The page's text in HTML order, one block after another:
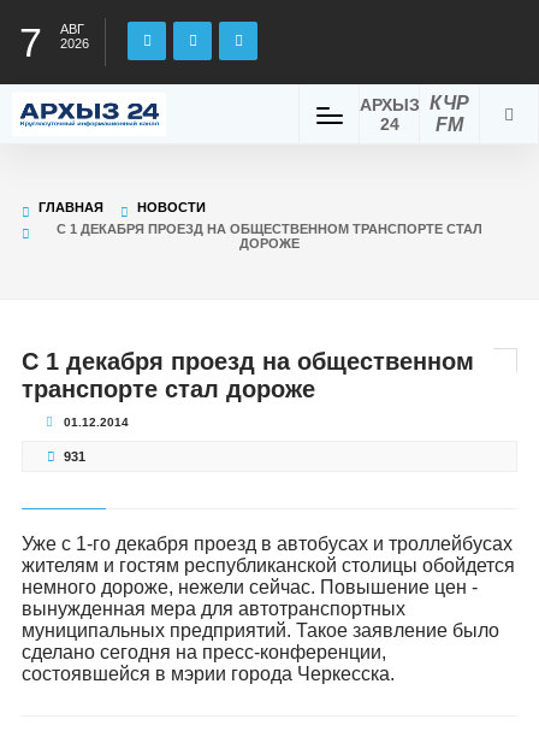
7
АВГ
2026
КЧР
FM
АРХЫЗ
24
ГЛАВНАЯ
НОВОСТИ
С 1 ДЕКАБРЯ ПРОЕЗД НА ОБЩЕСТВЕННОМ ТРАНСПОРТЕ СТАЛ
ДОРОЖЕ
С 1 декабря проезд на общественном
транспорте стал дороже
01.12.2014
931
Уже с 1-го декабря проезд в автобусах и троллейбусах
жителям и гостям республиканской столицы обойдется
немного дороже, нежели сейчас. Повышение цен -
вынужденная мера для автотранспортных
муниципальных предприятий. Такое заявление было
сделано сегодня на пресс-конференции,
состоявшейся в мэрии города Черкесска.